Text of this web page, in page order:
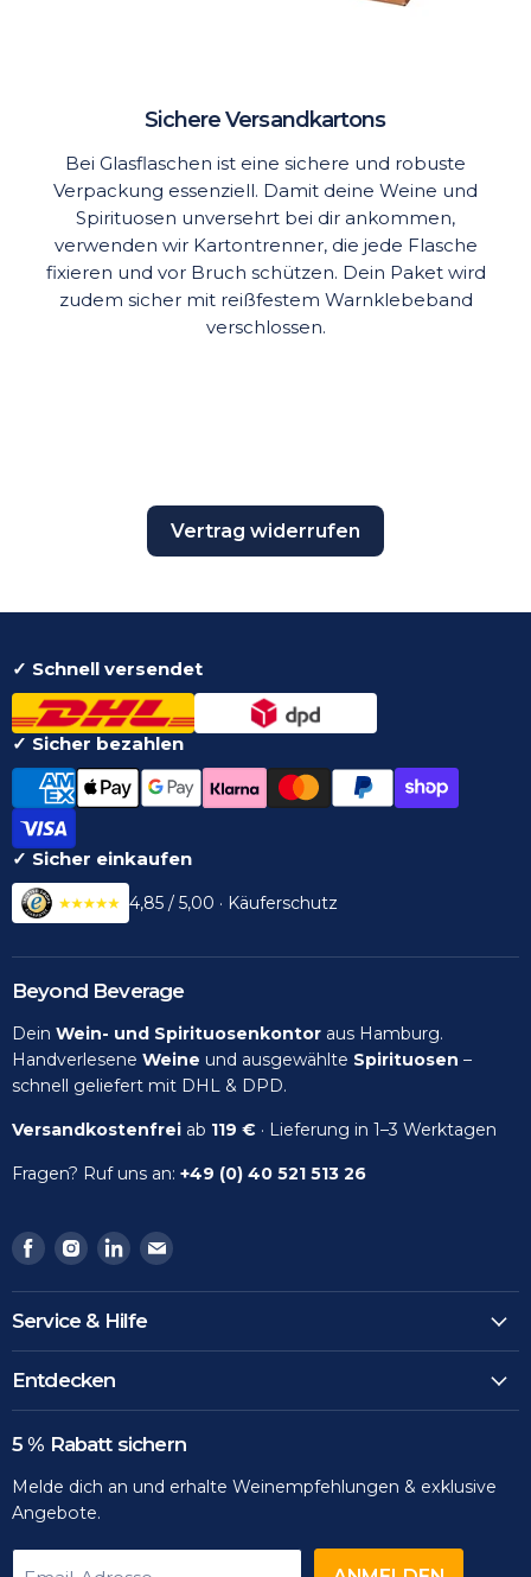
Sichere Versandkartons
Bei Glasflaschen ist eine sichere und robuste
Verpackung essenziell. Damit deine Weine und
Spirituosen unversehrt bei dir ankommen,
verwenden wir Kartontrenner, die jede Flasche
fixieren und vor Bruch schützen. Dein Paket wird
zudem sicher mit reißfestem Warnklebeband
verschlossen.
Vertrag widerrufen
✓ Schnell versendet
✓ Sicher bezahlen
✓ Sicher einkaufen
4,85 / 5,00 · Käuferschutz
Beyond Beverage
Dein Wein- und Spirituosenkontor aus Hamburg.
Handverlesene Weine und ausgewählte Spirituosen –
schnell geliefert mit DHL & DPD.
Versandkostenfrei ab 119 € · Lieferung in 1–3 Werktagen
Fragen? Ruf uns an: +49 (0) 40 521 513 26
Finden
Sie
uns
auf
Facebook
Finden
Sie
uns
auf
Instagram
Finden
Sie
uns
auf
LinkedIn
Finden
uns
Email
Service & Hilfe
Entdecken
5 % Rabatt sichern
Melde dich an und erhalte Weinempfehlungen & exklusive
Angebote.